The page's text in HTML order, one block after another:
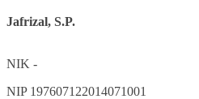
Jafrizal, S.P.
NIK -
NIP 197607122014071001